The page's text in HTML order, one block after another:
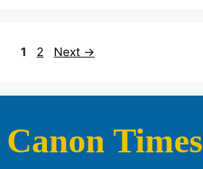
1 2 Next →
Canon Times